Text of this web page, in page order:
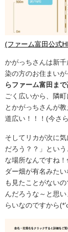
(ファーム富田公式
かがっちさんは新
染の方のお住まい
らファーム富田ま
ごく広いから、隣
とかがっちさんが
道広い！！！(今さ
そしてリカが次に
だろう？？」とい
な場所なんですね
ダー畑が有名みた
も見たことがない
んだろうな～と思
らいなのですから